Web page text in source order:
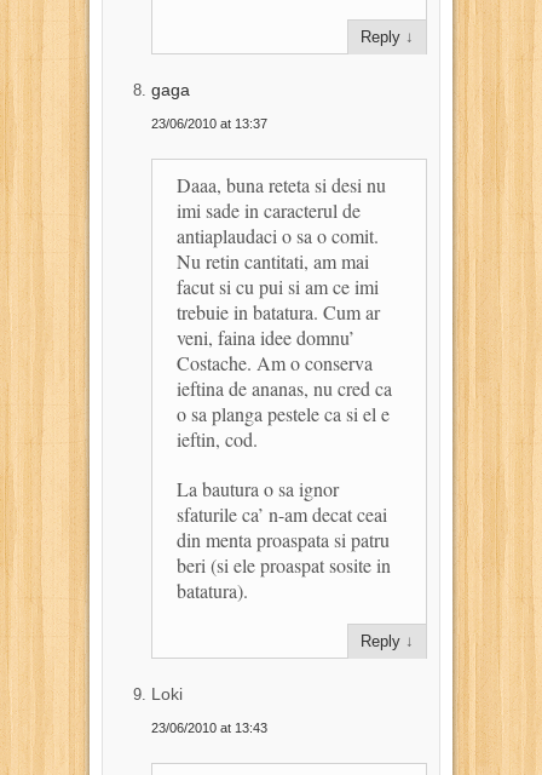
Reply ↓
gaga
23/06/2010 at 13:37
Daaa, buna reteta si desi nu
imi sade in caracterul de
antiaplaudaci o sa o comit.
Nu retin cantitati, am mai
facut si cu pui si am ce imi
trebuie in batatura. Cum ar
veni, faina idee domnu’
Costache. Am o conserva
ieftina de ananas, nu cred ca
o sa planga pestele ca si el e
ieftin, cod.
La bautura o sa ignor
sfaturile ca’ n-am decat ceai
din menta proaspata si patru
beri (si ele proaspat sosite in
batatura).
Reply ↓
Loki
23/06/2010 at 13:43